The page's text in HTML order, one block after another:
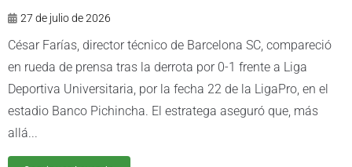
27 de julio de 2026
César Farías, director técnico de Barcelona SC, compareció
en rueda de prensa tras la derrota por 0-1 frente a Liga
Deportiva Universitaria, por la fecha 22 de la LigaPro, en el
estadio Banco Pichincha. El estratega aseguró que, más
allá...